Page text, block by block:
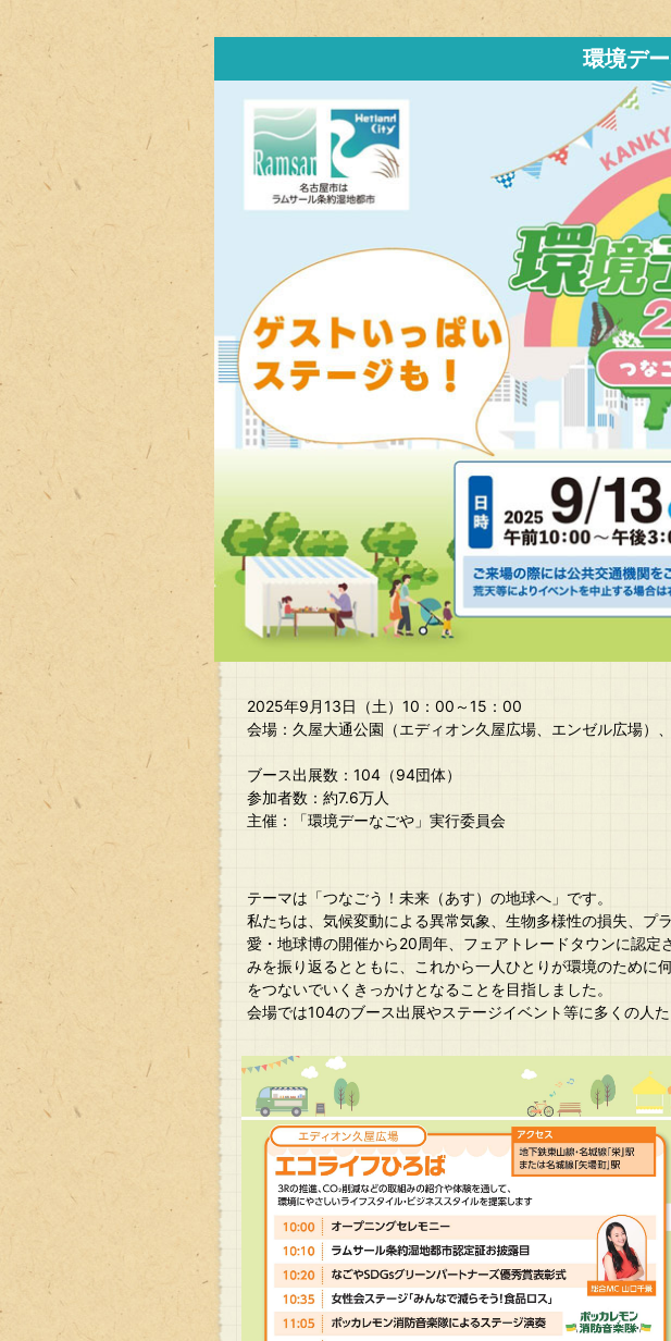
環境デ
2025年9⽉13⽇（⼟）10：00～15：00
会場：久屋大通公園（エディオン久屋広場、エンゼル広場）
ブース出展数：104（94団体）
参加者数：約7.6万人
主催：「環境デーなごや」実行委員会
テーマは「つなごう！未来（あす）の地球へ」です。
私たちは、気候変動による異常気象、生物多様性の損失、プ
愛・地球博の開催から20周年、フェアトレードタウンに認
みを振り返るとともに、これから一人ひとりが環境のために
をつないでいくきっかけとなることを目指しました。
会場では104のブース出展やステージイベント等に多くの人